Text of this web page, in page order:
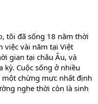
tôi đã sống 18 năm thời
việc vài năm tại Việt
gian tại châu Âu, và
Cuộc sống ở nhiều
chừng mực nhất định
nghe thời còn là sinh